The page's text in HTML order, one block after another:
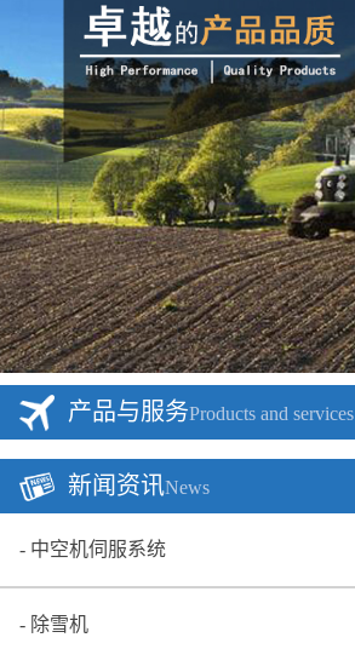
产品与服务Products and services
新闻资讯News
中空机伺服系统
除雪机